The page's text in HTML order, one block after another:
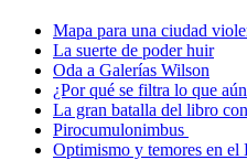
Mapa para una ciudad
La suerte de poder huir
Oda a Galerías Wilson
¿Por qué se filtra lo que
La gran batalla del libro
Pirocumulonimbus
Optimismo y temores en